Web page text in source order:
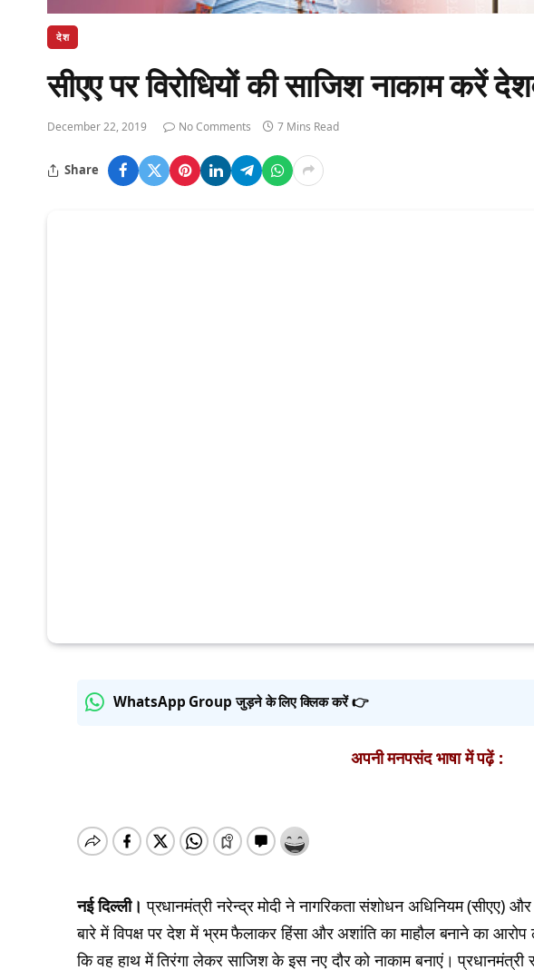
देश
सीएए पर विरोधियों की साजिश नाकाम करें
December 22, 2019 No Comments 7 Mins Read
Share
WhatsApp Group जुड़ने के लिए क्लिक करें 👉
अपनी मनपसंद भाषा में पढ़ें :
नई दिल्ली। प्रधानमंत्री नरेन्द्र मोदी ने नागरिकता संशोधन अधिनियम (सीएए)
बारे में विपक्ष पर देश में भ्रम फैलाकर हिंसा और अशांति का माहौल बनाने का आरोप
कि वह हाथ में तिरंगा लेकर साजिश के इस नए दौर को नाकाम बनाएं। प्रधानमंत्री